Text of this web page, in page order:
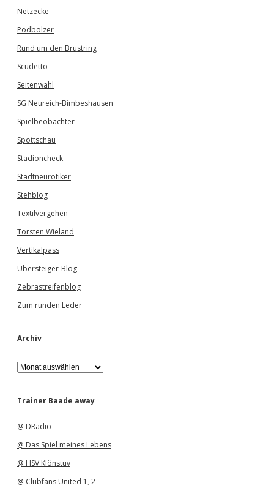
Netzecke
Podbolzer
Rund um den Brustring
Scudetto
Seitenwahl
SG Neureich-Bimbeshausen
Spielbeobachter
Spottschau
Stadioncheck
Stadtneurotiker
Stehblog
Textilvergehen
Torsten Wieland
Vertikalpass
Übersteiger-Blog
Zebrastreifenblog
Zum runden Leder
Archiv
A
r
h
Trainer Baade away
@ DRadio
@ Das Spiel meines Lebens
@ HSV Klönstuv
@ Clubfans United 1 , 2